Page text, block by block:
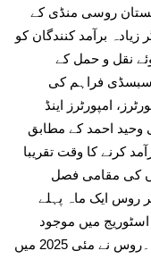
روسی منڈی کے
زیادہ برآمد کنندگان کو
نقل و حمل کے
سبسڈی فراہم کی
امپورٹرز اینڈ
احمد کے مطابق
کرنے کا وقت تقریبا
کی مقامی فصل
روس ایک ماہ پہلے
اسٹوریج میں موجود
اضافی ذخیرے کا بڑا حصہ برآمد کر سکتا تھا۔روس نے مئی 2025 میں